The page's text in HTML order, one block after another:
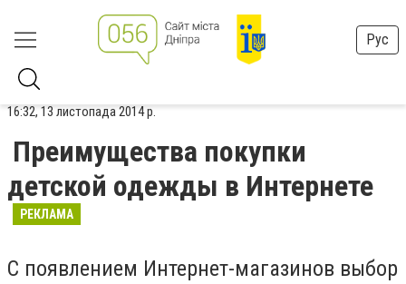
Рус
16:32, 13 листопада 2014 р.
Преимущества покупки
детской одежды в Интернете
РЕКЛАМА
С появлением Интернет-магазинов выбор